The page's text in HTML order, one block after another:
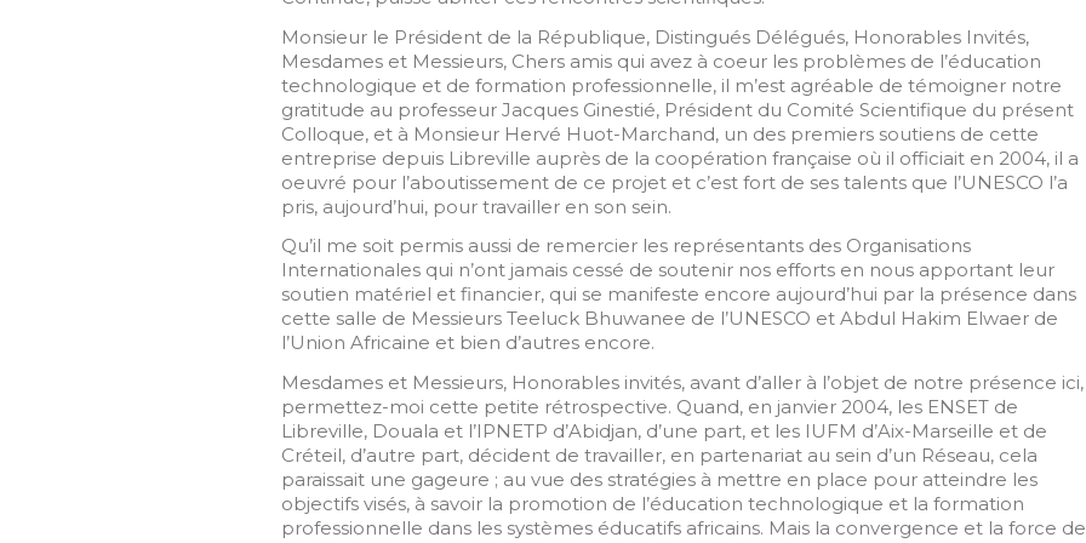
Monsieur le Président de la République, Distingués Délégués, Honorables Invités,
Mesdames et Messieurs, Chers amis qui avez à coeur les problèmes de l’éducation
technologique et de formation professionnelle, il m’est agréable de témoigner notre
gratitude au professeur Jacques Ginestié, Président du Comité Scientifique du présent
Colloque, et à Monsieur Hervé Huot-Marchand, un des premiers soutiens de cette
entreprise depuis Libreville auprès de la coopération française où il officiait en 2004, il a
oeuvré pour l’aboutissement de ce projet et c’est fort de ses talents que l’UNESCO l’a
pris, aujourd’hui, pour travailler en son sein.
Qu’il me soit permis aussi de remercier les représentants des Organisations
Internationales qui n’ont jamais cessé de soutenir nos efforts en nous apportant leur
soutien matériel et financier, qui se manifeste encore aujourd’hui par la présence dans
cette salle de Messieurs Teeluck Bhuwanee de l’UNESCO et Abdul Hakim Elwaer de
l’Union Africaine et bien d’autres encore.
Mesdames et Messieurs, Honorables invités, avant d’aller à l’objet de notre présence ici,
permettez-moi cette petite rétrospective. Quand, en janvier 2004, les ENSET de
Libreville, Douala et l’IPNETP d’Abidjan, d’une part, et les IUFM d’Aix-Marseille et de
Créteil, d’autre part, décident de travailler, en partenariat au sein d’un Réseau, cela
paraissait une gageure ; au vue des stratégies à mettre en place pour atteindre les
objectifs visés, à savoir la promotion de l’éducation technologique et la formation
professionnelle dans les systèmes éducatifs africains. Mais la convergence et la force de